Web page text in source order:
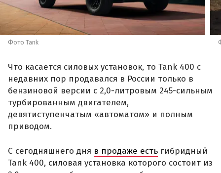
Фото Tank
Что касается силовых установок, то Tank 400 с
недавних пор продавался в России только в
бензиновой версии с 2,0-литровым 245-сильным
турбированным двигателем,
девятиступенчатым «автоматом» и полным
приводом.
С сегодняшнего дня в продаже есть гибридный
Tank 400, силовая установка которого состоит из